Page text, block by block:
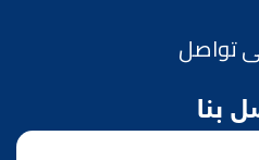
تواصل
بنا